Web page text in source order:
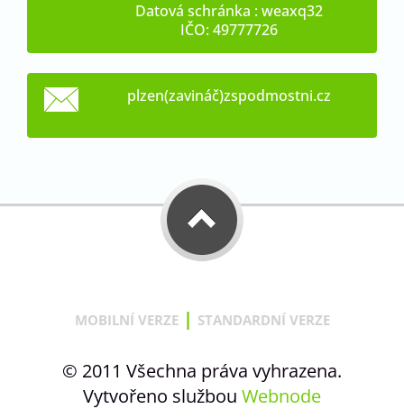
Datová schránka : weaxq32
IČO: 49777726
plzen(zavináč)zspodmostni.cz
MOBILNÍ VERZE | STANDARDNÍ VERZE
© 2011 Všechna práva vyhrazena.
Vytvořeno službou Webnode